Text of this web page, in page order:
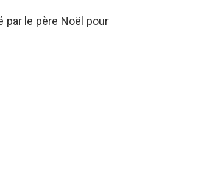
par le père Noël pour